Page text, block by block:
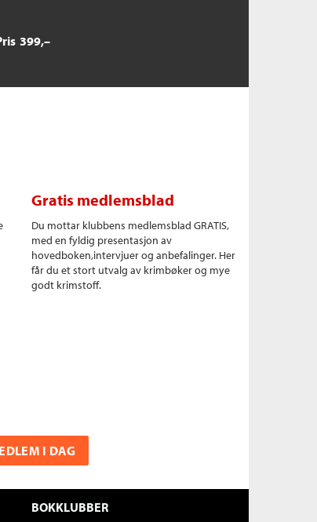
399,–
Gratis medlemsblad
Du mottar klubbens medlemsblad GRATIS,
med en fyldig presentasjon av
hovedboken,intervjuer og anbefalinger. Her
får du et stort utvalg av krimbøker og mye
godt krimstoff.
I DAG
BOKKLUBBER